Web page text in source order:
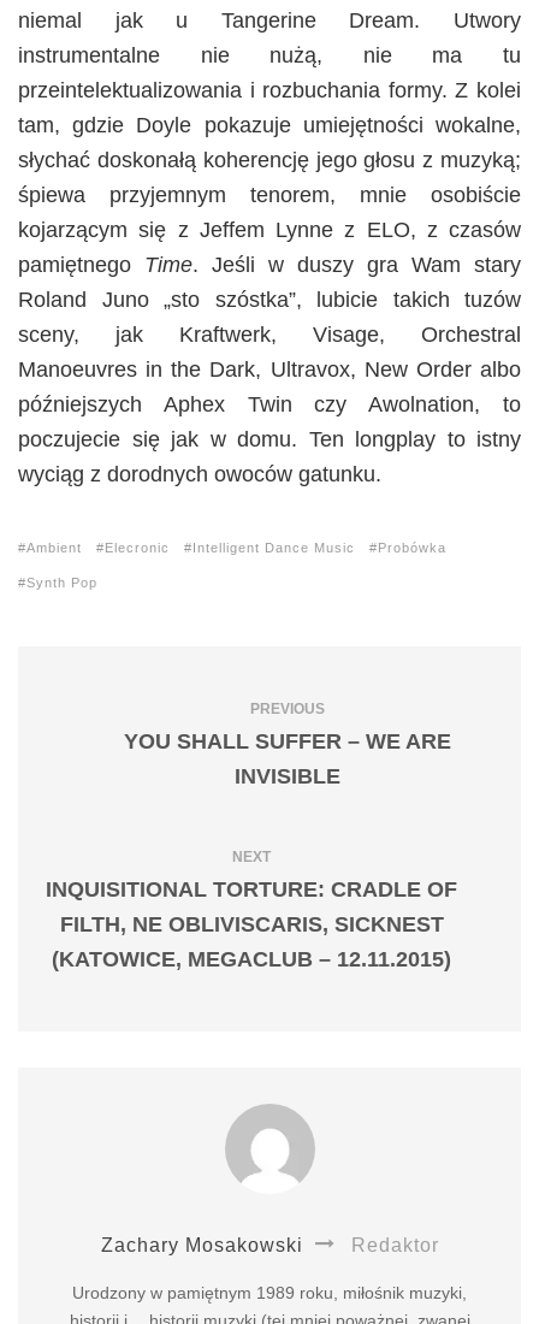
niemal jak u Tangerine Dream. Utwory
instrumentalne nie nużą, nie ma tu
przeintelektualizowania i rozbuchania formy. Z kolei
tam, gdzie Doyle pokazuje umiejętności wokalne,
słychać doskonałą koherencję jego głosu z muzyką;
śpiewa przyjemnym tenorem, mnie osobiście
kojarzącym się z Jeffem Lynne z ELO, z czasów
pamiętnego Time. Jeśli w duszy gra Wam stary
Roland Juno „sto szóstka”, lubicie takich tuzów
sceny, jak Kraftwerk, Visage, Orchestral
Manoeuvres in the Dark, Ultravox, New Order albo
późniejszych Aphex Twin czy Awolnation, to
poczujecie się jak w domu. Ten longplay to istny
wyciąg z dorodnych owoców gatunku.
Ambient Elecronic Intelligent Dance Music Probówka
Synth Pop
PREVIOUS
YOU SHALL SUFFER – WE ARE
INVISIBLE
NEXT
INQUISITIONAL TORTURE: CRADLE OF
FILTH, NE OBLIVISCARIS, SICKNEST
(KATOWICE, MEGACLUB – 12.11.2015)
Zachary Mosakowski Redaktor
Urodzony w pamiętnym 1989 roku, miłośnik muzyki,